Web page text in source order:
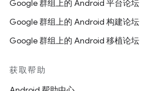
Google 群组上的 Android 平台论坛
Google 群组上的 Android 构建论坛
Google 群组上的 Android 移植论坛
获取帮助